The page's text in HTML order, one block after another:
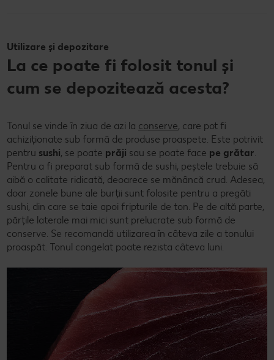
Utilizare și depozitare
La ce poate fi folosit tonul și
cum se depozitează acesta?
Tonul se vinde în ziua de azi la conserve, care pot fi
achiziționate sub formă de produse proaspete. Este potrivit
pentru sushi, se poate prăji sau se poate face pe grătar
Pentru a fi preparat sub formă de sushi, peștele trebuie să
aibă o calitate ridicată, deoarece se mănâncă crud. Adesea,
doar zonele bune ale burții sunt folosite pentru a pregăti
sushi, din care se taie apoi fripturile de ton. Pe de altă parte,
părțile laterale mai mici sunt prelucrate sub formă de
conserve. Se recomandă utilizarea în câteva zile a tonului
proaspăt. Tonul congelat poate rezista câteva luni.